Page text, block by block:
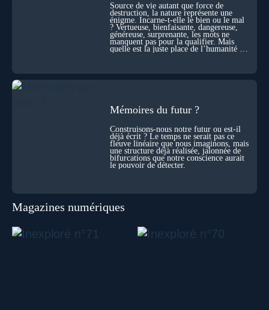
l’âme ? Nous en parlons avec Abdel Aouacheria, docteur en
biochimie et spécialiste de la mort cellulaire.
Source de vie autant que force de
destruction, la nature représente une
énigme. Incarne-t-elle le bien ou le mal
? Vertueuse, bienfaisante, dangereuse,
généreuse, surprenante, les mots ne
manquent pas pour la qualifier. Mais
quelle est la juste place de l’humanité au
Mémoires du futur ?
Construisons-nous notre futur ou est-il
déjà écrit ? Le temps ne serait pas ce
fleuve linéaire que nous imaginons, mais
une structure déjà réalisée, jalonnée de
bifurcations que notre conscience aurait
le pouvoir de détecter.
Magazines numériques